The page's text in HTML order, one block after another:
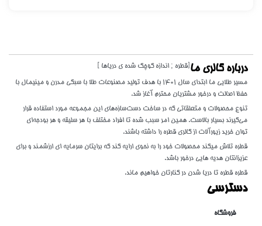
درباره گالری ما [قطره ; اندازه کوچک شده ی دریاها ]
مسیر طلایی ما ابتدای سال 1401 با هدف تولید مصنوعات طلا با سبکی مدرن و مینیمال با
حفظ اصالت و درخور مشتریان محترم آغاز شد.
تنوع محصولات و متعلقاتی که در ساخت دست‌سازه‌های این مجموعه مورد استفاده قرار
می‌گیرند بسیار بالاست. همین امر سبب شده تا افراد مختلف با هر سلیقه و هر بودجه‌ای
توان خرید زیورآلات از گالری قطره را داشته باشند.
قطره تلاش میکند محصولات خود را به نحوی ارایه کند که برایتان سرمایه ای ارزشمند و برای
عزیزانتان هدیه هایی درخور باشد.
قطره قطره تا دریا شدن در کنارتان خواهیم ماند.
دسترسی
فروشگاه